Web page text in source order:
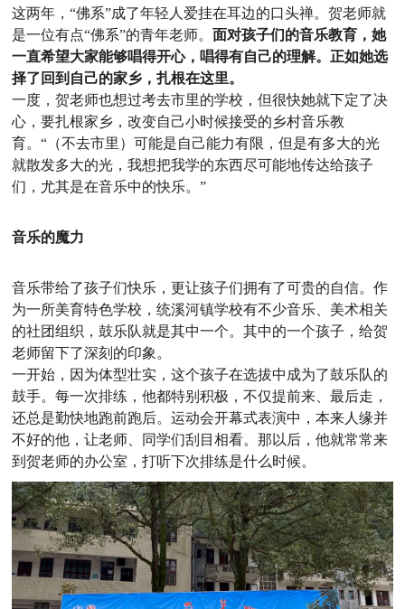
这两年，“佛系”成了年轻人爱挂在耳边的口头禅。贺老师就
是一位有点“佛系”的青年老师。面对孩子们的音乐教育，她
一直希望大家能够唱得开心，唱得有自己的理解。正如她选
择了回到自己的家乡，扎根在这里。
一度，贺老师也想过考去市里的学校，但很快她就下定了决
心，要扎根家乡，改变自己小时候接受的乡村音乐教
育。“（不去市里）可能是自己能力有限，但是有多大的光
就散发多大的光，我想把我学的东西尽可能地传达给孩子
们，尤其是在音乐中的快乐。”
音乐的魔力
音乐带给了孩子们快乐，更让孩子们拥有了可贵的自信。作
为一所美育特色学校，统溪河镇学校有不少音乐、美术相关
的社团组织，鼓乐队就是其中一个。其中的一个孩子，给贺
老师留下了深刻的印象。
一开始，因为体型壮实，这个孩子在选拔中成为了鼓乐队的
鼓手。每一次排练，他都特别积极，不仅提前来、最后走，
还总是勤快地跑前跑后。运动会开幕式表演中，本来人缘并
不好的他，让老师、同学们刮目相看。那以后，他就常常来
到贺老师的办公室，打听下次排练是什么时候。